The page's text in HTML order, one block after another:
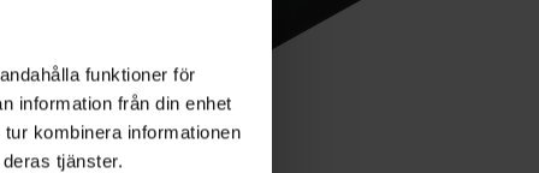
funktioner för
information från din enhet
kombinera informationen
tjänster.